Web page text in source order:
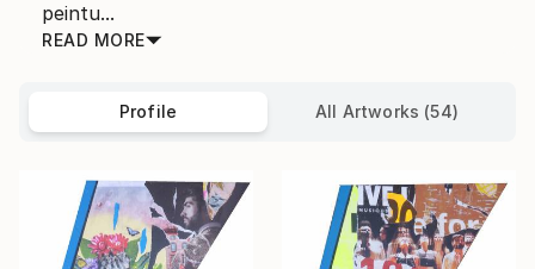
peintu...
READ MORE
Profile All Artworks (54)